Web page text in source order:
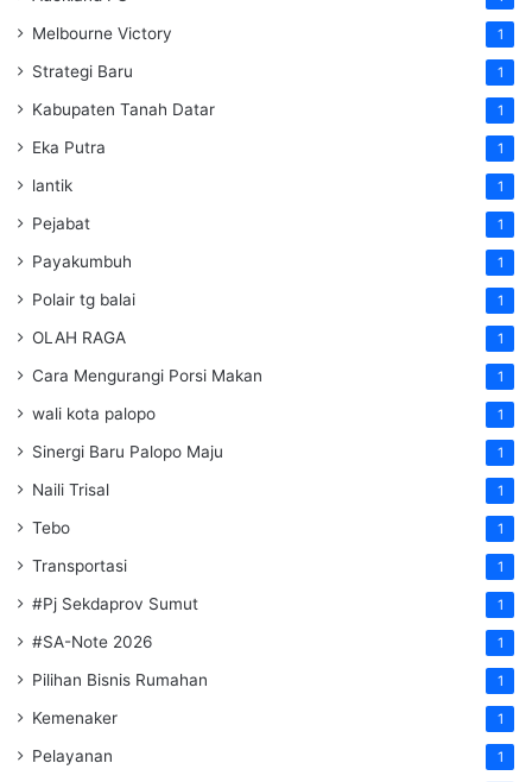
Melbourne Victory 1
Strategi Baru 1
Kabupaten Tanah Datar 1
Eka Putra 1
lantik 1
Pejabat 1
Payakumbuh 1
Polair tg balai 1
OLAH RAGA 1
Cara Mengurangi Porsi Makan 1
wali kota palopo 1
Sinergi Baru Palopo Maju 1
Naili Trisal 1
Tebo 1
Transportasi 1
#Pj Sekdaprov Sumut 1
#SA-Note 2026 1
Pilihan Bisnis Rumahan 1
Kemenaker 1
Pelayanan 1